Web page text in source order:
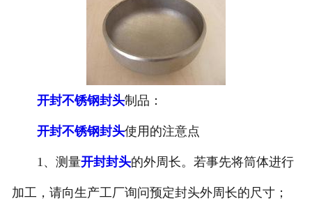
开封封头厂家
开封球形封头
开封椎体封头
开封7000分瓣封头
开封不锈钢封头制品：
开封不锈钢封头使用的注意点
1、测量开封封头的外周长。若事先将筒体进行
加工，请向生产工厂询问预定封头外周长的尺寸；
欢迎您的咨询，期待为您服务!
您好呀～很高兴为您服务！😊 有什么问